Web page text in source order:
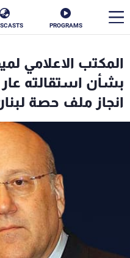
PROGRAMS
المكتب الاعلامي
بشأن استقالته
انجاز ملف حصة
الأخبار
سياسة
البرامج